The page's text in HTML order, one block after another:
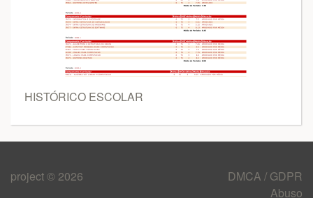
HISTÓRICO ESCOLAR
project © 2026
DMCA / GDPR
Abuso